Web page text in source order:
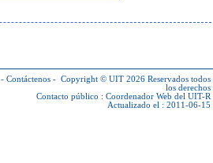
- Contáctenos - Copyright © UIT 2026 Reservados todos
los derechos
Contacto público : Coordenador Web del UIT-R
Actualizado el : 2011-06-15